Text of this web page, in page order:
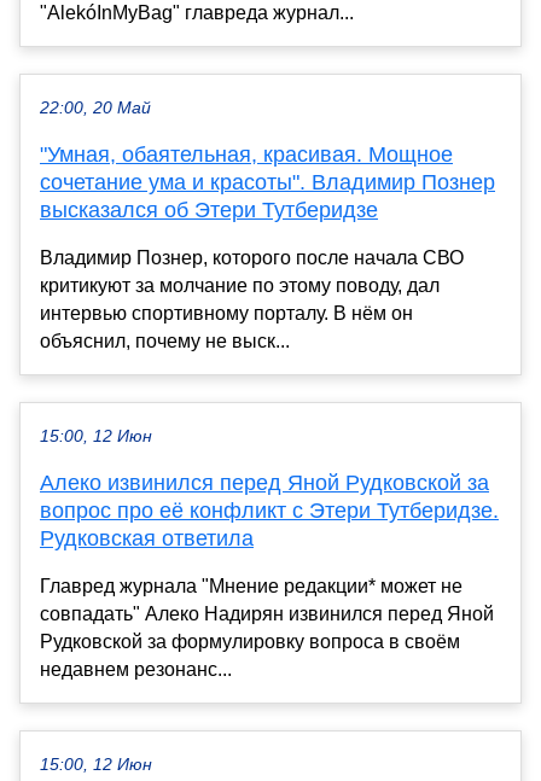
"AlekóInMyBag" главреда журнал...
22:00, 20 Май
"Умная, обаятельная, красивая. Мощное
сочетание ума и красоты". Владимир Познер
высказался об Этери Тутберидзе
Владимир Познер, которого после начала СВО
критикуют за молчание по этому поводу, дал
интервью спортивному порталу. В нём он
объяснил, почему не выск...
15:00, 12 Июн
Алеко извинился перед Яной Рудковской за
вопрос про её конфликт с Этери Тутберидзе.
Рудковская ответила
Главред журнала "Мнение редакции* может не
совпадать" Алеко Надирян извинился перед Яной
Рудковской за формулировку вопроса в своём
недавнем резонанс...
15:00, 12 Июн